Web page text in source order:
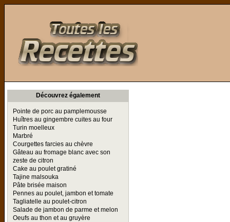
Découvrez également
Pointe de porc au pamplemousse
Huîtres au gingembre cuites au four
Turin moelleux
Marbré
Courgettes farcies au chèvre
Gâteau au fromage blanc avec son
zeste de citron
Cake au poulet gratiné
Tajine malsouka
Pâte brisée maison
Pennes au poulet, jambon et tomate
Tagliatelle au poulet-citron
Salade de jambon de parme et melon
Oeufs au thon et au gruyère